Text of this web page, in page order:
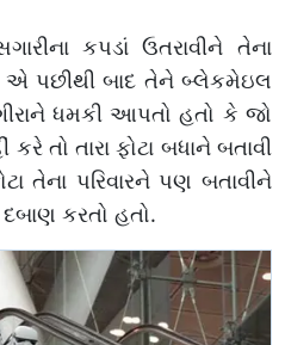
કપડાં ઉતરાવીને તેના
એ પછીથી બાદ તેને બ્લેકમેઇલ
ધમકી આપતો હતો કે જો
તો તારા ફોટા બધાને બતાવી
તેના પરિવારને પણ બતાવીને
દબાણ કરતો હતો.